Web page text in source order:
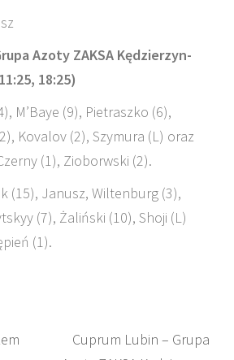
Azoty ZAKSA Kędzierzyn-
18:25)
M’Baye (9), Pietraszko (6),
Kovalov (2), Szymura (L) oraz
(1), Zioborwski (2).
(15), Janusz, Wiltenburg (3),
(7), Żaliński (10), Shoji (L)
(1).
Cuprum Lubin – Grupa